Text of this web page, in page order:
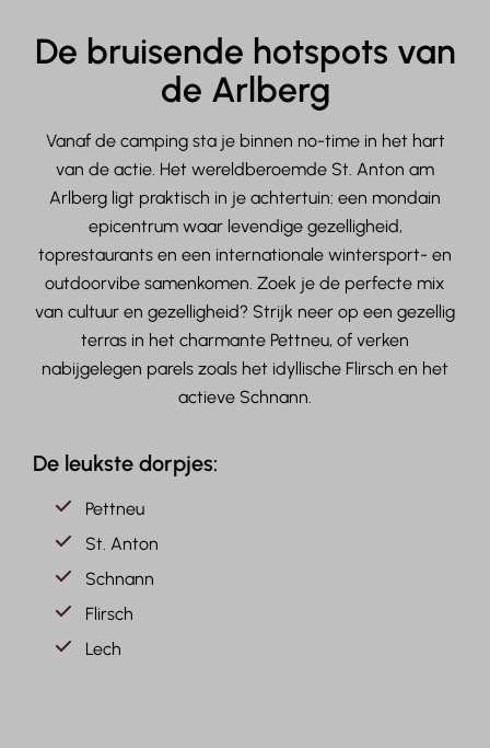
De bruisende hotspots van
de Arlberg
Vanaf de camping sta je binnen no-time in het hart
van de actie. Het wereldberoemde St. Anton am
Arlberg ligt praktisch in je achtertuin: een mondain
epicentrum waar levendige gezelligheid,
toprestaurants en een internationale wintersport- en
outdoorvibe samenkomen. Zoek je de perfecte mix
van cultuur en gezelligheid? Strijk neer op een gezellig
terras in het charmante Pettneu, of verken
nabijgelegen parels zoals het idyllische Flirsch en het
actieve Schnann.
De leukste dorpjes:
Pettneu
St. Anton
Schnann
Flirsch
Lech